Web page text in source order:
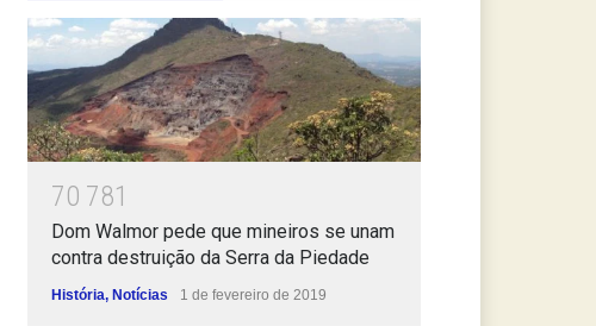
70 781
Dom Walmor pede que mineiros se unam
contra destruição da Serra da Piedade
História, Notícias 1 de fevereiro de 2019